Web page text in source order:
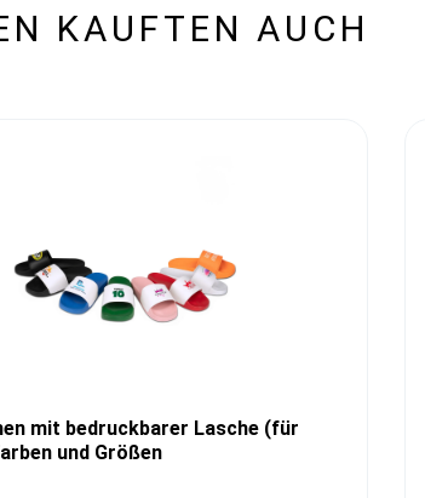
KAUFTEN AUCH
mit bedruckbarer Lasche (für
und Größen